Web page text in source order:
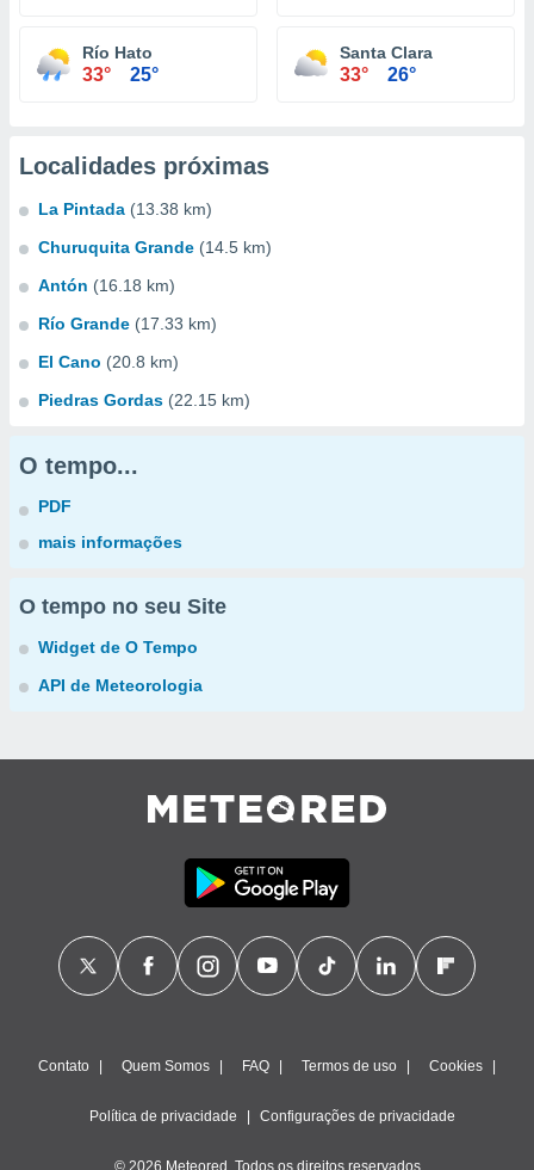
Río Hato
33° 25°
Santa Clara
33° 26°
Localidades próximas
La Pintada (13.38 km)
Churuquita Grande (14.5 km)
Antón (16.18 km)
Río Grande (17.33 km)
El Cano (20.8 km)
Piedras Gordas (22.15 km)
O tempo...
PDF
mais informações
O tempo no seu Site
Widget de O Tempo
API de Meteorologia
Contato Quem Somos FAQ Termos de uso Cookies
Política de privacidade Configurações de privacidade
© 2026 Meteored. Todos os direitos reservados